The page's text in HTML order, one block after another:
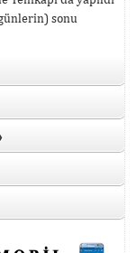
sonu